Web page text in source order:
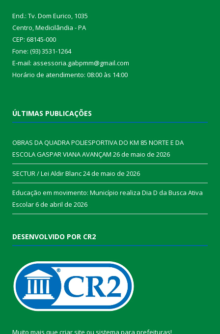
End.: Tv. Dom Eurico, 1035
Centro, Medicilândia - PA
CEP: 68145-000
Fone: (93) 3531-1264
E-mail: assessoria.gabpmm@gmail.com
Horário de atendimento: 08:00 às 14:00
ÚLTIMAS PUBLICAÇÕES
OBRAS DA QUADRA POLIESPORTIVA DO KM 85 NORTE E DA
ESCOLA GASPAR VIANA AVANÇAM 26 de maio de 2026
SECTUR / Lei Aldir Blanc24 de maio de 2026
Educação em movimento: Município realiza Dia D da Busca Ativa
Escolar6 de abril de 2026
DESENVOLVIDO POR CR2
Muito mais que criar site ou sistema para prefeituras!